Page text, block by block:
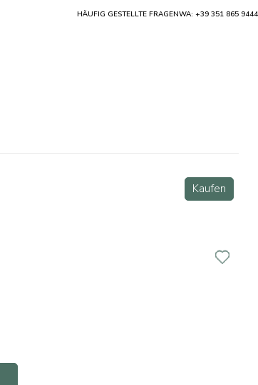
Kaufen
HÄUFIG GESTELLTE FRAGENWA: +39 351 865 9444